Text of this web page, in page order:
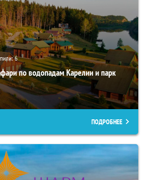
6
по водопадам Карелии и парк
ПОДРОБНЕЕ